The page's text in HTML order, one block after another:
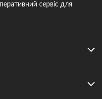
сервіс для